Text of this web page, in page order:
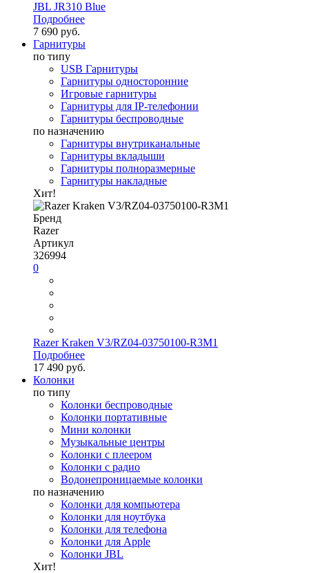
JBL JR310 Blue
Подробнее
7 690 руб.
Гарнитуры
по типу
USB Гарнитуры
Гарнитуры односторонние
Игровые гарнитуры
Гарнитуры для IP-телефонии
Гарнитуры беспроводные
по назначению
Гарнитуры внутриканальные
Гарнитуры вкладыши
Гарнитуры полноразмерные
Гарнитуры накладные
Хит!
Бренд
Razer
Артикул
326994
0
Razer Kraken V3/RZ04-03750100-R3M1
Подробнее
17 490 руб.
Колонки
по типу
Колонки беспроводные
Колонки портативные
Мини колонки
Музыкальные центры
Колонки с плеером
Колонки с радио
Водонепроницаемые колонки
по назначению
Колонки для компьютера
Колонки для ноутбука
Колонки для телефона
Колонки для Apple
Колонки JBL
Хит!